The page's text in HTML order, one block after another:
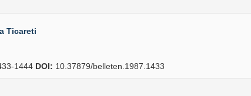
Ticareti
1444 DOI: 10.37879/belleten.1987.1433